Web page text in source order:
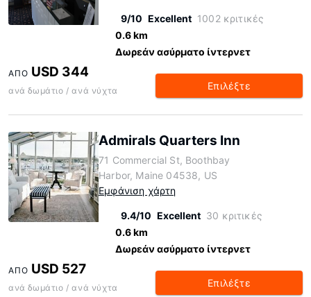
9/10 Excellent 1002 κριτικές
0.6 km
Δωρεάν ασύρματο ίντερνετ
ΑΠΌ USD 344
ανά δωμάτιο / ανά νύχτα Επιλέξτε
Admirals Quarters Inn
71 Commercial St, Boothbay
Harbor, Maine 04538, US
Εμφάνιση χάρτη
9.4/10 Excellent 30 κριτικές
0.6 km
Δωρεάν ασύρματο ίντερνετ
ΑΠΌ USD 527
ανά δωμάτιο / ανά νύχτα Επιλέξτε